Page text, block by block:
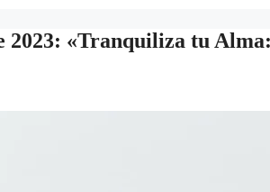
2023: «Tranquiliza tu